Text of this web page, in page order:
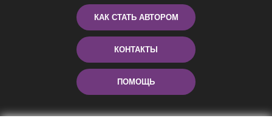
КАК СТАТЬ АВТОРОМ
КОНТАКТЫ
ПОМОЩЬ